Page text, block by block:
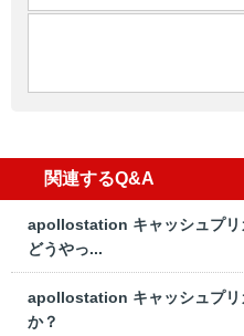
関連するQ&A
apollostation キャッシュプリ
どうやっ...
apollostation キャッシュプリ
か？